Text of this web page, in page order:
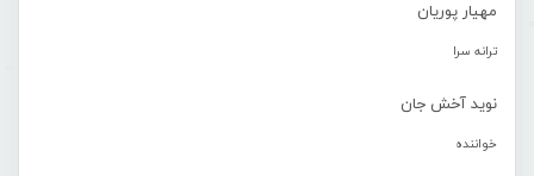
مهیار پوریان
ترانه سرا
نوید آخش جان
خواننده